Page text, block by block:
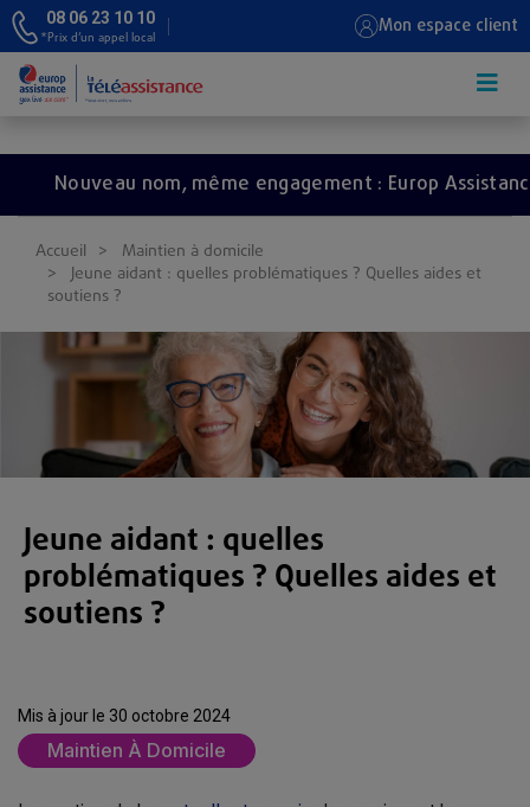
08 06 23 10 10
*Prix d’un appel local Mon espace client
Nouveau nom, même engagement : Europ Assistance
Accueil
Maintien à domicile
Jeune aidant : quelles problématiques ? Quelles aides et
soutiens ?
Jeune aidant : quelles
problématiques ? Quelles aides et
soutiens ?
Mis à jour le 30 octobre 2024
Maintien À Domicile